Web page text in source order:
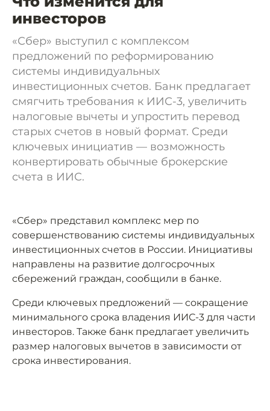
инвесторов
«Сбер» выступил с комплексом
предложений по реформированию
системы индивидуальных
инвестиционных счетов. Банк предлагает
смягчить требования к ИИС-3, увеличить
налоговые вычеты и упростить перевод
старых счетов в новый формат. Среди
ключевых инициатив — возможность
конвертировать обычные брокерские
счета в ИИС.
«Сбер» представил комплекс мер по
совершенствованию системы индивидуальных
инвестиционных счетов в России. Инициативы
направлены на развитие долгосрочных
сбережений граждан, сообщили в банке.
Среди ключевых предложений — сокращение
минимального срока владения ИИС-3 для части
инвесторов. Также банк предлагает увеличить
размер налоговых вычетов в зависимости от
срока инвестирования.